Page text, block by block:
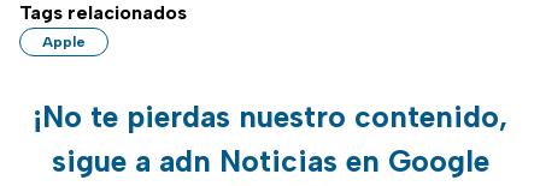
Tags relacionados
Apple
¡No te pierdas nuestro contenido,
sigue a adn Noticias en Google